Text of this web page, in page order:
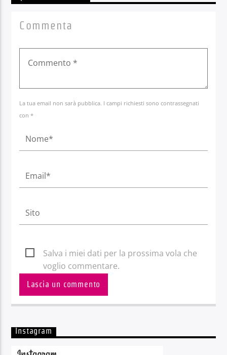
Commenta
La tua email non sarà pubblica. I campi richiesti sono contrassegnati
con *
Salva i miei dati per la prossima vola che
voglio commentare.
Instagram